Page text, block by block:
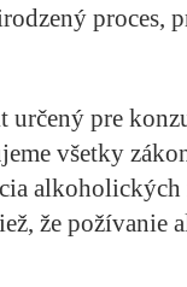
proces,
určený pre
všetky
že